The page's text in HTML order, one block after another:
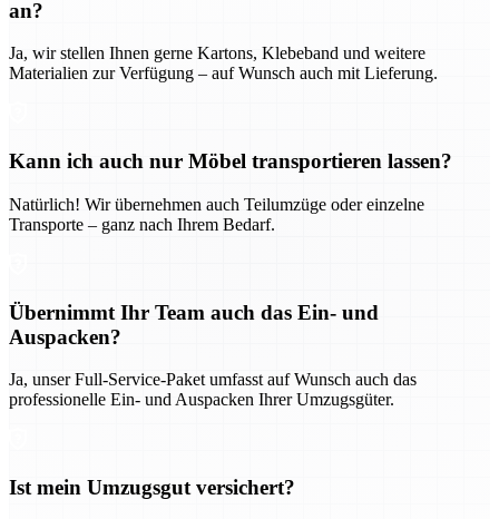
an?
Ja, wir stellen Ihnen gerne Kartons, Klebeband und weitere
Materialien zur Verfügung – auf Wunsch auch mit Lieferung.
Kann ich auch nur Möbel transportieren lassen?
Natürlich! Wir übernehmen auch Teilumzüge oder einzelne
Transporte – ganz nach Ihrem Bedarf.
Übernimmt Ihr Team auch das Ein- und
Auspacken?
Ja, unser Full-Service-Paket umfasst auf Wunsch auch das
professionelle Ein- und Auspacken Ihrer Umzugsgüter.
Ist mein Umzugsgut versichert?